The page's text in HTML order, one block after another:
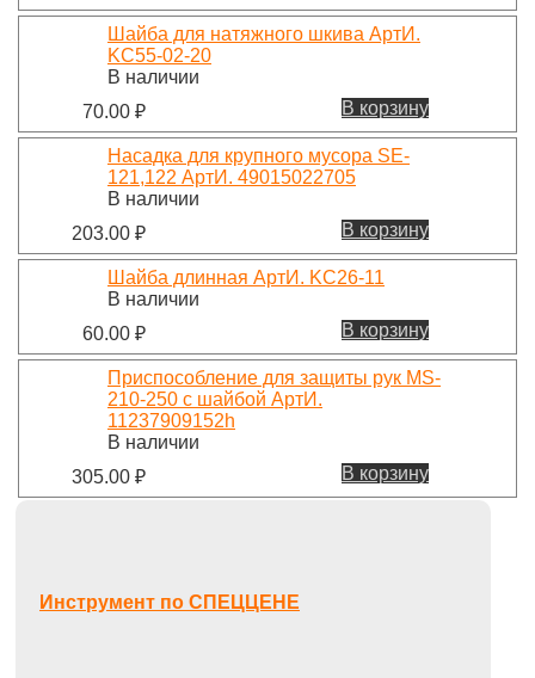
Шайба для натяжного шкива АртИ.
KC55-02-20
В наличии
70.00 ₽ В корзину
Насадка для крупного мусора SE-
121,122 АртИ. 49015022705
В наличии
203.00 ₽ В корзину
Шайба длинная АртИ. KC26-11
В наличии
60.00 ₽ В корзину
Приспособление для защиты рук MS-
210-250 с шайбой АртИ.
11237909152h
В наличии
305.00 ₽ В корзину
Инструмент по СПЕЦЦЕНЕ